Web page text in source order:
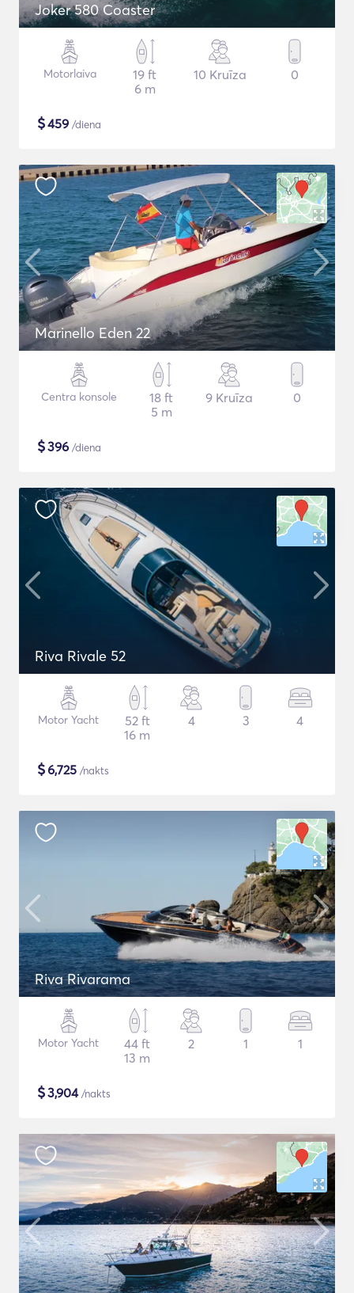
Joker 580 Coaster
Motorlaiva
19 ft
6 m
10 Kruīza 0
$459 /diena
Marinello Eden 22
Centra konsole
18 ft
5 m
9 Kruīza 0
$396 /diena
Riva Rivale 52
Motor Yacht
52 ft
16 m
4 3 4
$6,725 /nakts
Riva Rivarama
Motor Yacht
44 ft
13 m
2 1 1
$3,904/nakts